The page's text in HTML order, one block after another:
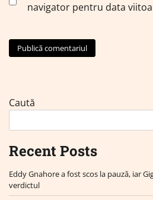
navigator pentru data
Caută
Recent Posts
Eddy Gnahore a fost scos la pauză, iar
verdictul